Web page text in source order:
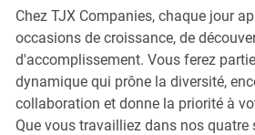
Chez TJX Companies, chaque jour
occasions de croissance, de
d'accomplissement. Vous ferez
dynamique qui prône la diversité,
collaboration et donne la priorité à
Que vous travailliez dans nos quatre